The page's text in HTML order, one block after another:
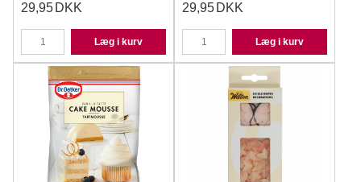
29,95 DKK
Læg i kurv
29,95 DKK
Læg i kurv